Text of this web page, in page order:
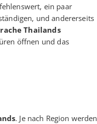
ein paar
und andererseits
Thailands
öffnen und das
. Je nach Region werden